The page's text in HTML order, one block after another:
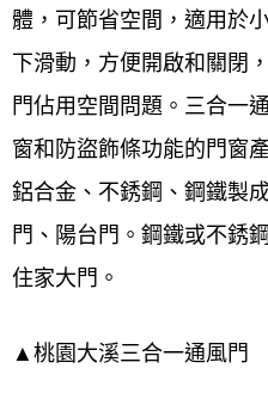
體，可節省空間，適用於
下滑動，方便開啟和關閉
門佔用空間問題。三合一
窗和防盜飾條功能的門窗
鋁合金、不銹鋼、鋼鐵製
門、陽台門。鋼鐵或不銹
住家大門。
▲ 桃園大溪三合一通風門